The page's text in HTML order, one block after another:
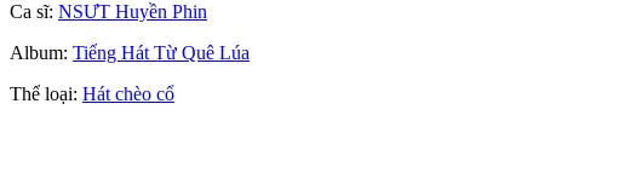
Ca sĩ: NSƯT Huyền Phin
Album: Tiếng Hát Từ Quê Lúa
Thể loại: Hát chèo cổ